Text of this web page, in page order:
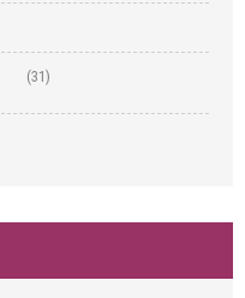
(31)